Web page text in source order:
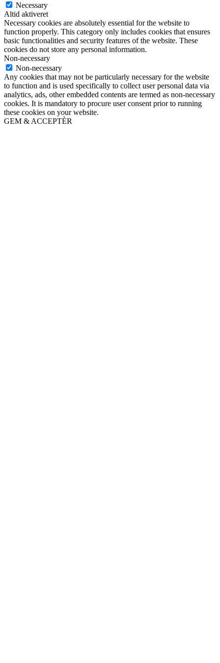
Necessary
Altid aktiveret
Necessary cookies are absolutely essential for the website to
function properly. This category only includes cookies that ensures
basic functionalities and security features of the website. These
cookies do not store any personal information.
Non-necessary
Non-necessary
Any cookies that may not be particularly necessary for the website
to function and is used specifically to collect user personal data via
analytics, ads, other embedded contents are termed as non-necessary
cookies. It is mandatory to procure user consent prior to running
these cookies on your website.
GEM & ACCEPTÈR